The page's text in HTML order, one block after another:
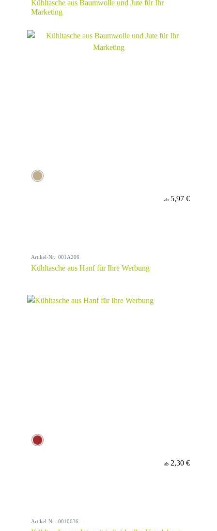
Kühltasche aus Baumwolle und Jute für Ihr
Marketing
ab 5,97 €
Artikel-Nr.: 001A206
Kühltasche aus Hanf für Ihre Werbung
ab 2,30 €
Artikel-Nr.: 0010036